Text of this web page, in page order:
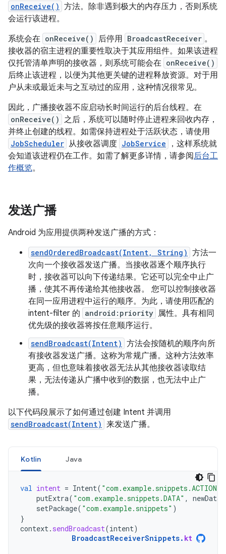
onReceive() 方法。除非遇到极大的内存压力，否则系统
会运行该进程。
系统会在 onReceive() 后停用 BroadcastReceiver 。
接收器的宿主进程的重要性取决于其应用组件。如果该进程
仅托管清单声明的接收器，则系统可能会在 onReceive()
后终止该进程，以便为其他更关键的进程释放资源。对于用
户从未或最近未与之互动过的应用，这种情况很常见。
因此，广播接收器不应启动长时间运行的后台线程。在
onReceive() 之后，系统可以随时停止进程来回收内存，
并终止创建的线程。如需保持进程处于活跃状态，请使用
JobScheduler 从接收器调度 JobService
，这样系统就
会知道该进程仍在工作。如需了解更多详情，请参阅后台工
作概览。
发送广播
Android 为应用提供两种发送广播的方式：
sendOrderedBroadcast(Intent, String) 方法一
次向一个接收器发送广播。当接收器逐个顺序执行
时，接收器可以向下传递结果。它还可以完全中止广
播，使其不再传递给其他接收器。 您可以控制接收器
在同一应用进程中运行的顺序。为此，请使用匹配的
intent-filter 的 android:priority 属性。具有相同
优先级的接收器将按任意顺序运行。
sendBroadcast(Intent) 方法会按随机的顺序向所
有接收器发送广播。这称为常规广播。这种方法效率
更高，但也意味着接收器无法从其他接收器读取结
果，无法传递从广播中收到的数据，也无法中止广
播。
以下代码段展示了如何通过创建 Intent 并调用
sendBroadcast(Intent) 来发送广播。
Kotlin Java
val intent = Intent(
putExtra( "com.example.snippets.DATA" , newData
setPackage( "com.example.snippets" )
}
context. sendBroadcast(intent)
BroadcastReceiverSnippets. kt